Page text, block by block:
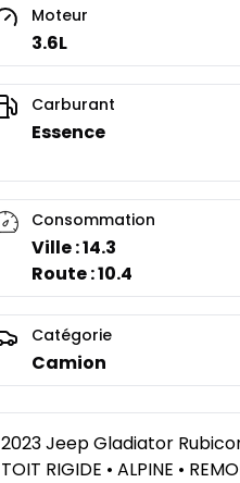
Moteur
3.6L
Carburant
Essence
Consommation
Ville : 14.3
Route : 10.4
Catégorie
Camion
2023 Jeep Gladiator Rubicon
TOIT RIGIDE • ALPINE •